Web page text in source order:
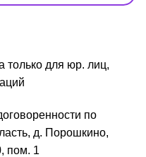
только для юр. лиц,
по
д. Порошкино,
пом. 1